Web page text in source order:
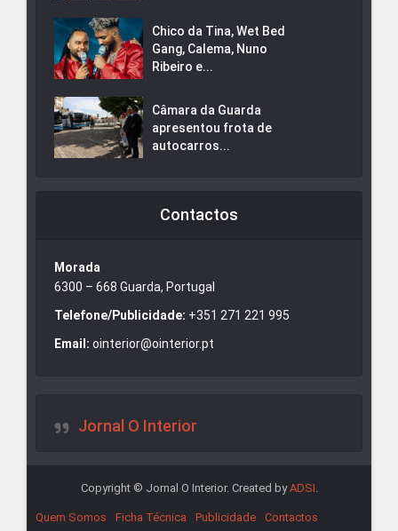
Chico da Tina, Wet Bed
Gang, Calema, Nuno
Ribeiro e...
Câmara da Guarda
apresentou frota de
autocarros...
Contactos
Morada
6300 – 668 Guarda, Portugal
Telefone/Publicidade: +351 271 221 995
Email: ointerior@ointerior.pt
Jornal O Interior
Copyright © Jornal O Interior. Created byADSI
Quem Somos Ficha Técnica Publicidade
Contactos